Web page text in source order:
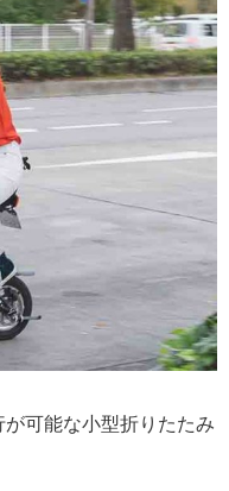
可能な小型折りたたみ